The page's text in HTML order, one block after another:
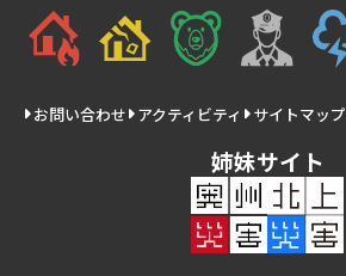
お問い合わせ アクティビティ サイトマップ
姉妹サイト